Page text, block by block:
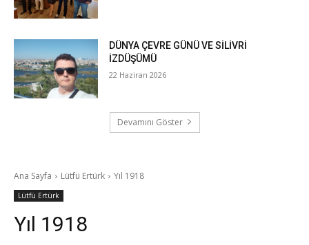
DÜNYA ÇEVRE GÜNÜ VE SİLİVRİ
İZDÜŞÜMÜ
22 Haziran 2026
Devamını Göster